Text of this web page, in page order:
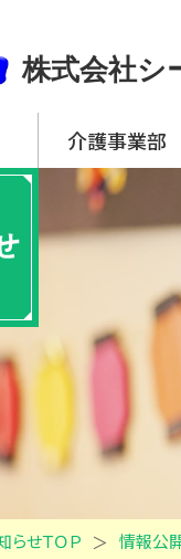
株式会社シ
介護事業部
アーチ・デイサービス
・ アーチ・デイサ
・ アーチ・デイサ
・ アーチ・デイサ
・ アーチ・デイサ
・ アーチ・デイサ
アーチ訪問介護
アーチ居宅介護支
特定施設入居者生
らせＴＯＰ 情報公